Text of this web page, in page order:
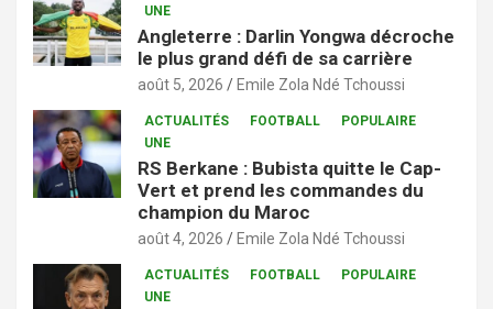
UNE
Angleterre : Darlin Yongwa décroche
le plus grand défi de sa carrière
août 5, 2026 Emile Zola Ndé Tchoussi
ACTUALITÉS FOOTBALL
POPULAIRE
UNE
RS Berkane : Bubista quitte le Cap-
Vert et prend les commandes du
champion du Maroc
août 4, 2026 Emile Zola Ndé Tchoussi
ACTUALITÉS FOOTBALL
POPULAIRE
UNE